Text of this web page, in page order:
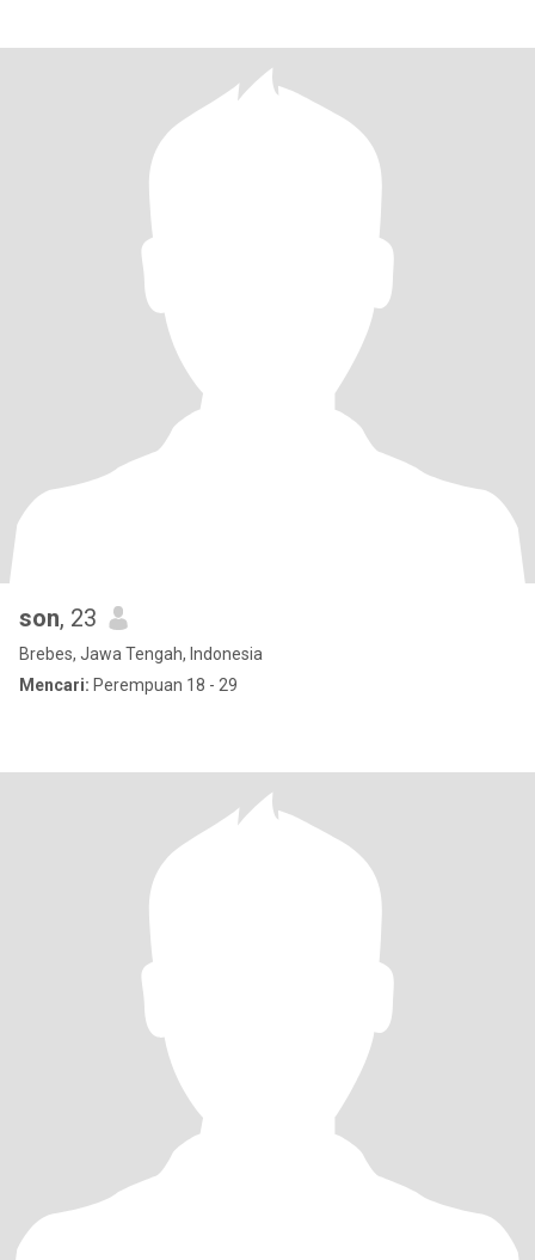
son, 23
Brebes, Jawa Tengah, Indonesia
Mencari: Perempuan 18 - 29